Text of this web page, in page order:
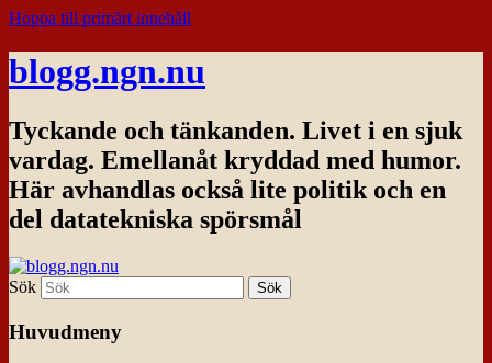
Hoppa till primärt innehåll
blogg.ngn.nu
Tyckande och tänkanden. Livet i en sjuk
vardag. Emellanåt kryddad med humor.
Här avhandlas också lite politik och en
del datatekniska spörsmål
Sök
Huvudmeny